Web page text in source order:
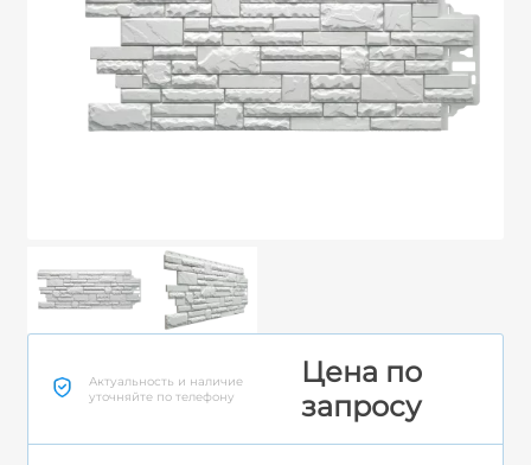
Актуальность и наличие
уточняйте по телефону
Цена по
запросу